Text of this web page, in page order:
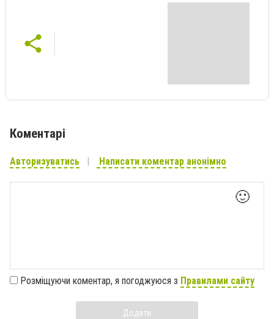
Коментарі
Авторизуватись Написати коментар анонімно
🙂
Розміщуючи коментар, я погоджуюся з Правилами сайту
Додати